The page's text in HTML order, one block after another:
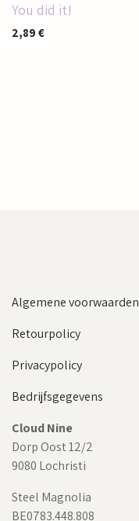
You did it!
2,89 €
Algemene voorwaarden
Retourpolicy
Privacypolicy
Bedrijfsgegevens
Cloud Nine
Dorp Oost 12/2
9080 Lochristi
Steel Magnolia
BE0783.448.808